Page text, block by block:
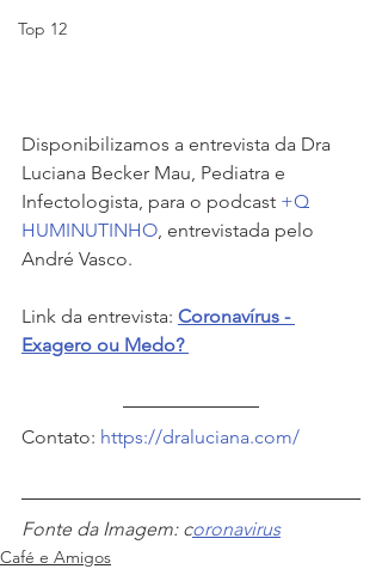
Top 12
Disponibilizamos a entrevista da Dra
Luciana Becker Mau, Pediatra e
Infectologista, para o podcast +Q
HUMINUTINHO , entrevistada pelo
André Vasco.
Link da entrevista: Coronavírus -
Exagero ou Medo?
Contato: https://draluciana.com/
Fonte da Imagem: coronavirus
Café e Amigos